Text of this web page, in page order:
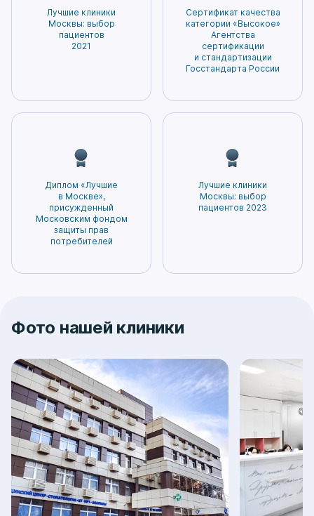
– залог точной диагностики и эффективного
лечения. Нам доверяют нам самое ценное –
здоровье. Мы гордимся тем, что заслужили
доверие и признание наших пациентов!
вероятность возникновения побочных
эффектов. Благодаря этому пациенты могут
быть уверены в том, что получаемое
лечение будет наиболее безопасным и
Лучшие клиники
Москвы: выбор
пациентов
2021
Сертификат качества
категории «Высокое»
Агентства
сертификации
и стандартизации
Госстандарта России
Диплом «Лучшие
в Москве»,
присужденный
Московским фондом
защиты прав
потребителей
Лучшие клиники
Москвы: выбор
пациентов 2023
Фото нашей клиники